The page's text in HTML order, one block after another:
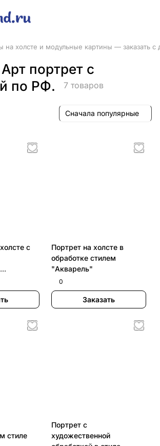
на холсте и модульные картины — заказать с
портрет с
по РФ.
7 товаров
Сначала популярные
с
амуре
Портрет на холсте в
обработке стилем
"Акварель"
0
Заказать
стиле
Портрет с
художественной